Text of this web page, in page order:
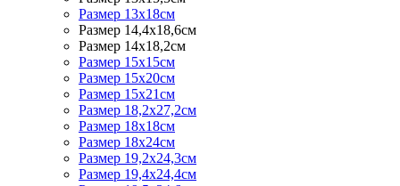
Размер 13х18см
Размер 14,4х18,6см
Размер 14х18,2см
Размер 15х15см
Размер 15х20см
Размер 15х21см
Размер 18,2х27,2см
Размер 18х18см
Размер 18х24см
Размер 19,2х24,3см
Размер 19,4х24,4см